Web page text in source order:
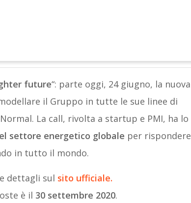
future“: parte oggi, 24 giugno, la nuova
il Gruppo in tutte le sue linee di
La call, rivolta a startup e PMI, ha lo
settore energetico globale per rispondere
in tutto il mondo.
dettagli sul sito ufficiale.
è il 30 settembre 2020.